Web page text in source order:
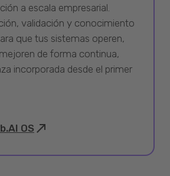
a escala empresarial.
validación y conocimiento
que tus sistemas operen,
de forma continua,
incorporada desde el primer
OS